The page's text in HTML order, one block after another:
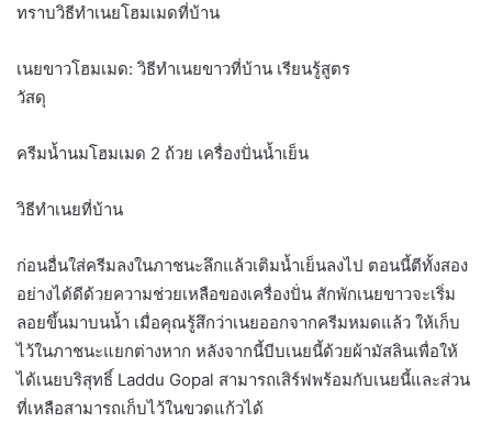
ทราบวิธีทำเนยโฮมเมดที่บ้าน
เนยขาวโฮมเมด: วิธีทำเนยขาวที่บ้าน เรียนรู้สูตร
วัสดุ
ครีมน้ำนมโฮมเมด 2 ถ้วย เครื่องปั่นน้ำเย็น
วิธีทำเนยที่บ้าน
ก่อนอื่นใส่ครีมลงในภาชนะลึกแล้วเติมน้ำเย็นลงไป ตอนนี้ตีทั้งสอง
อย่างได้ดีด้วยความช่วยเหลือของเครื่องปั่น สักพักเนยขาวจะเริ่ม
ลอยขึ้นมาบนน้ำ เมื่อคุณรู้สึกว่าเนยออกจากครีมหมดแล้ว ให้เก็บ
ไว้ในภาชนะแยกต่างหาก หลังจากนี้บีบเนยนี้ด้วยผ้ามัสลินเพื่อให้
ได้เนยบริสุทธิ์ Laddu Gopal สามารถเสิร์ฟพร้อมกับเนยนี้และส่วน
ที่เหลือสามารถเก็บไว้ในขวดแก้วได้